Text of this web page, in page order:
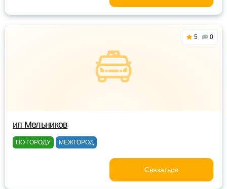
5 0
ип Мельников
ПО ГОРОДУ МЕЖГОРОД
Связаться